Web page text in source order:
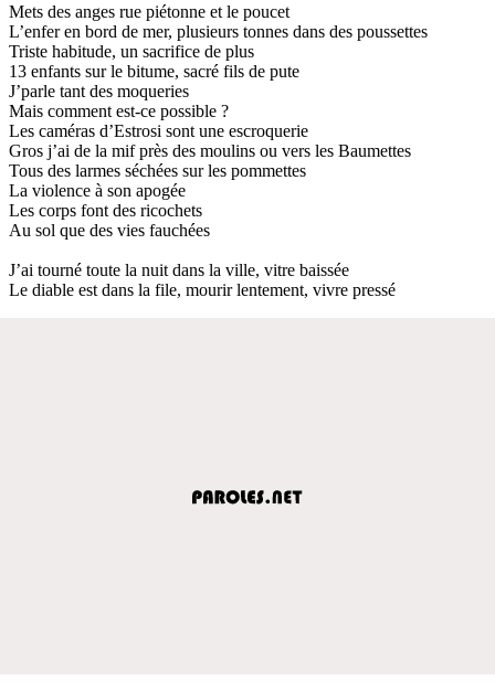
Mets des anges rue piétonne et le poucet
L’enfer en bord de mer, plusieurs tonnes dans des poussettes
Triste habitude, un sacrifice de plus
13 enfants sur le bitume, sacré fils de pute
J’parle tant des moqueries
Mais comment est-ce possible ?
Les caméras d’Estrosi sont une escroquerie
Gros j’ai de la mif près des moulins ou vers les Baumettes
Tous des larmes séchées sur les pommettes
La violence à son apogée
Les corps font des ricochets
Au sol que des vies fauchées
J’ai tourné toute la nuit dans la ville, vitre baissée
Le diable est dans la file, mourir lentement, vivre pressé